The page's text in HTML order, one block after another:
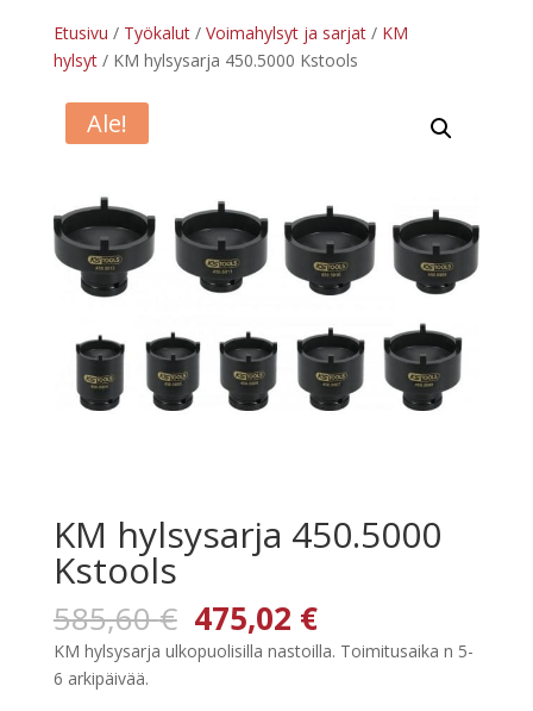
Etusivu / Työkalut/ Voimahylsyt ja sarjat/ KM
hylsyt/ KM hylsysarja 450.5000 Kstools
Ale!
KM hylsysarja 450.5000
Kstools
585,60€ Alkuperäinen
hinta
oli:
475,02 €Nykyinen
hinta
on:
KM hylsysarja ulkopuolisilla nastoilla. Toimitusaika n 5-
6 arkipäivää.